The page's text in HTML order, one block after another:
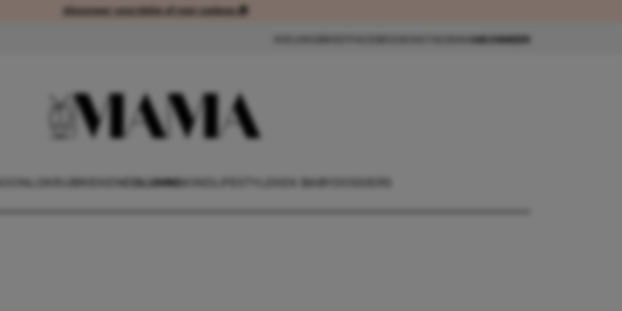
Abonneer voordelig of met cadeau 🎁Abonneer voordelig of met cadeau 🎁
ABONNEER
COLUMNS